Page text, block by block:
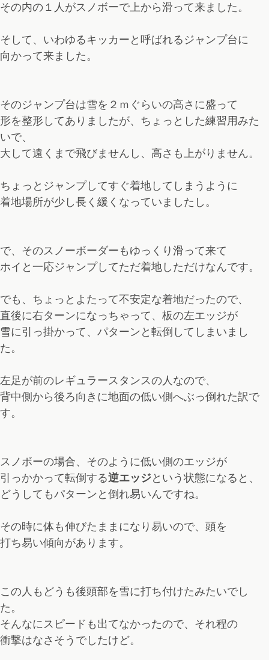
その内の１人がスノボーで上から滑って来ました。
そして、いわゆるキッカーと呼ばれるジャンプ台に
向かって来ました。
そのジャンプ台は雪を２ｍぐらいの高さに盛って
形を整形してありましたが、ちょっとした練習用みた
いで、
大して遠くまで飛びませんし、高さも上がりません。
ちょっとジャンプしてすぐ着地してしまうように
着地場所が少し長く緩くなっていましたし。
で、そのスノーボーダーもゆっくり滑って来て
ホイと一応ジャンプしてただ着地しただけなんです。
でも、ちょっとよたって不安定な着地だったので、
直後に右ターンになっちゃって、板の左エッジが
雪に引っ掛かって、パターンと転倒してしまいまし
た。
左足が前のレギュラースタンスの人なので、
背中側から後ろ向きに地面の低い側へぶっ倒れた訳で
す。
スノボーの場合、そのように低い側のエッジが
引っかかって転倒する逆エッジという状態になると、
どうしてもパターンと倒れ易いんですね。
その時に体も伸びたままになり易いので、頭を
打ち易い傾向があります。
この人もどうも後頭部を雪に打ち付けたみたいでし
た。
そんなにスピードも出てなかったので、それ程の
衝撃はなさそうでしたけど。